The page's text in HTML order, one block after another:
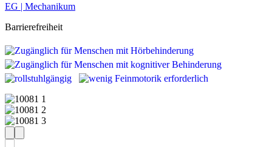
EG | Mechanikum
Barrierefreiheit